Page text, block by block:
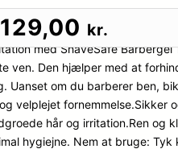
129,00 kr.
med ShaveSafe Barbergel
ven. Den hjælper med at
Uanset om du barberer ben,
velplejet fornemmelse.Sikker
hår og irritation.Ren og
hygiejne. Nem at bruge: Tyk